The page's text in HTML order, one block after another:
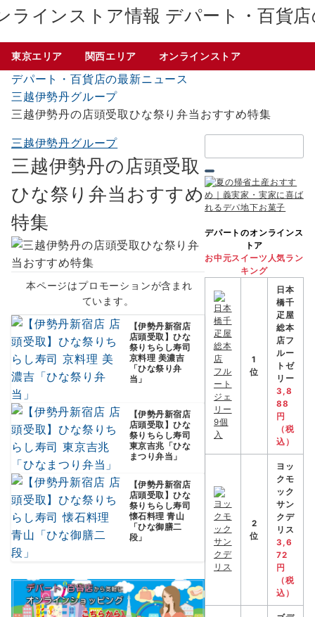
デパート・百貨
東京エリア 関西エリア オンラインストア
デパート・百貨店の最新ニュース
三越伊勢丹グループ
三越伊勢丹の店頭受取ひな祭り弁当おすすめ特集
三越伊勢丹グループ
三越伊勢丹の店頭受取
ひな祭り弁当おすすめ
特集
本ページはプロモーションが含まれ
ています。
【伊勢丹新宿店
店頭受取】ひな
祭りちらし寿司
京料理 美濃吉
「ひな祭り弁
当」
【伊勢丹新宿店
店頭受取】ひな
祭りちらし寿司
東京吉兆「ひな
まつり弁当」
【伊勢丹新宿店
店頭受取】ひな
祭りちらし寿司
懐石料理 青山
「ひな御膳二
段」
索：
デパートのオンラインス
トア
お中元スイーツ人気ラン
キング
1
位
日本
橋千
疋屋
総本
店フ
ルー
トゼ
リー
3,8
88
円
（税
込）
2
位
ヨッ
クモ
ック
サン
クデ
リス
3,6
72
円
（税
込）